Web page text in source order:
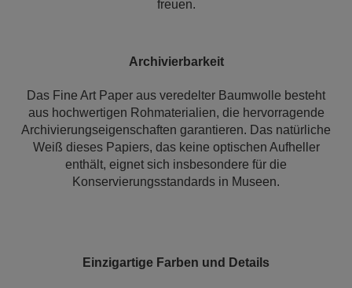
freuen.
Archivierbarkeit
Das Fine Art Paper aus veredelter Baumwolle besteht
aus hochwertigen Rohmaterialien, die hervorragende
Archivierungseigenschaften garantieren. Das natürliche
Weiß dieses Papiers, das keine optischen Aufheller
enthält, eignet sich insbesondere für die
Konservierungsstandards in Museen.
Einzigartige Farben und Details